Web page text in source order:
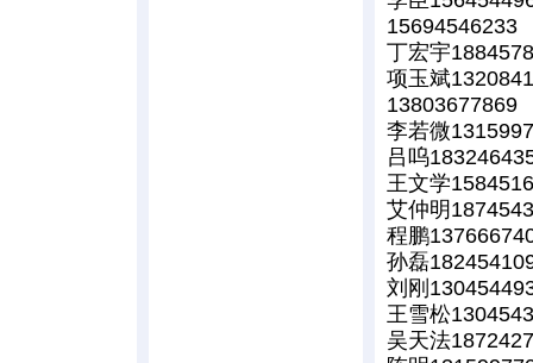
15694546233
丁宏宇
项玉斌
13803677869
李若微
吕呜
王文学
艾仲明
程鹏
孙磊
刘刚
王雪松
吴天法